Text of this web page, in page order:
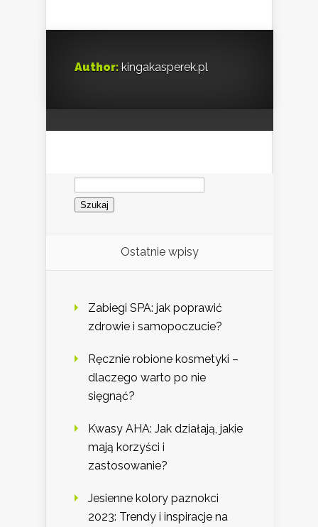
Author: kingakasperek.pl
Szukaj:
Ostatnie wpisy
Zabiegi SPA: jak poprawić
zdrowie i samopoczucie?
Ręcznie robione kosmetyki –
dlaczego warto po nie
sięgnąć?
Kwasy AHA: Jak działają, jakie
mają korzyści i
zastosowanie?
Jesienne kolory paznokci
2023: Trendy i inspiracje na